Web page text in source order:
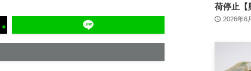
荷停止【
2026年6